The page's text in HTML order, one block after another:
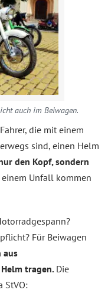
auch im Beiwagen.
die mit einem
sind, einen Helm
den Kopf, sondern
einem Unfall kommen
Für Beiwagen
aus
tragen. Die
StVO: